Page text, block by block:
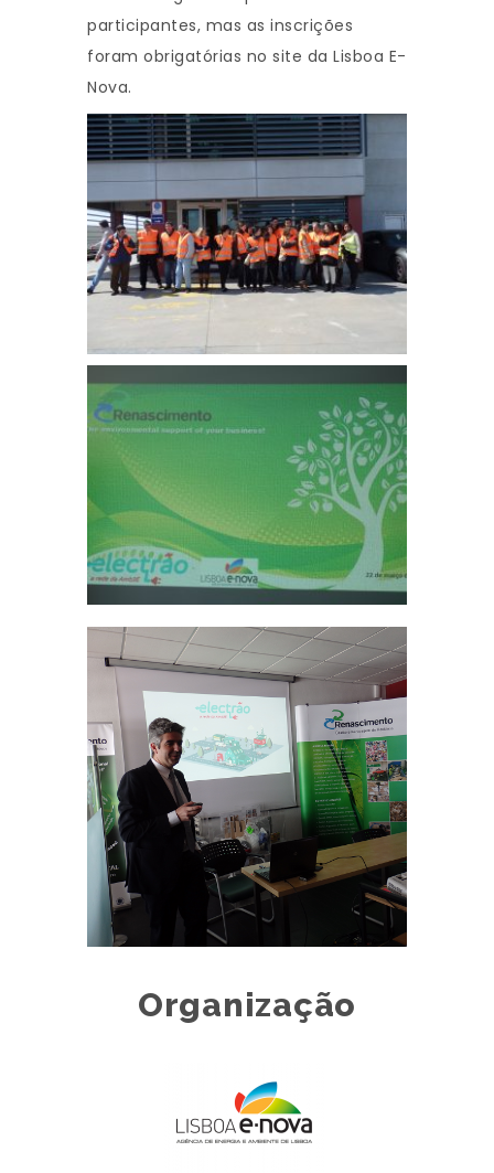
participantes, mas as inscrições
foram obrigatórias no site da Lisboa E-
Nova.
Organização